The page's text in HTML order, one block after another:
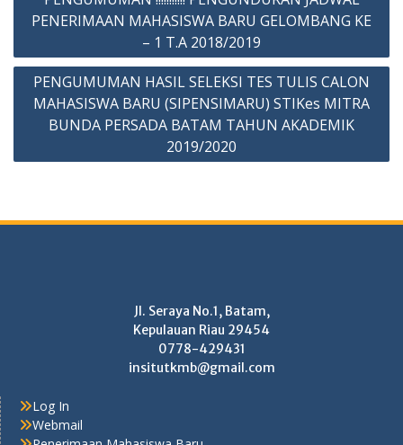
navigation
PENERIMAAN MAHASISWA BARU GELOMBANG KE
– 1 T.A 2018/2019
PENGUMUMAN HASIL SELEKSI TES TULIS CALON
MAHASISWA BARU (SIPENSIMARU) STIKes MITRA
BUNDA PERSADA BATAM TAHUN AKADEMIK
2019/2020
Jl. Seraya No.1, Batam,
Kepulauan Riau 29454
0778-429431
insitutkmb@gmail.com
Log In
Webmail